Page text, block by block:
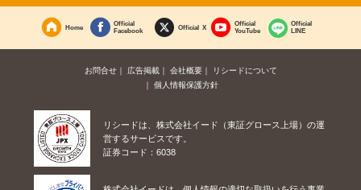
Home
Official
Facebook
Official X
Official
YouTube
Official
LINE
お問合せ 広告掲載 会社概要
リシードについて
個人情報保護方針
リシードは、株式会社イード（東証グロース上場）の運
営するサービスです。
証券コード：6038